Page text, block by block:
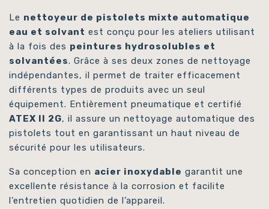
Le nettoyeur de pistolets mixte automatique
eau et solvant est conçu pour les ateliers utilisant
à la fois des peintures hydrosolubles et
solvantées. Grâce à ses deux zones de nettoyage
indépendantes, il permet de traiter efficacement
différents types de produits avec un seul
équipement. Entièrement pneumatique et certifié
ATEX II 2G, il assure un nettoyage automatique des
pistolets tout en garantissant un haut niveau de
sécurité pour les utilisateurs.
Sa conception en acier inoxydable garantit une
excellente résistance à la corrosion et facilite
l’entretien quotidien de l’appareil.